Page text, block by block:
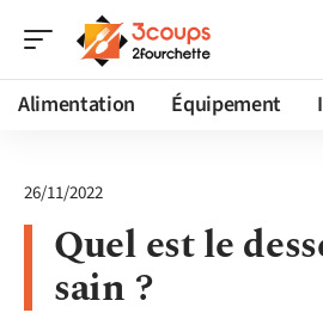
Alimentation Équipement
26/11/2022
Quel est le
sain ?